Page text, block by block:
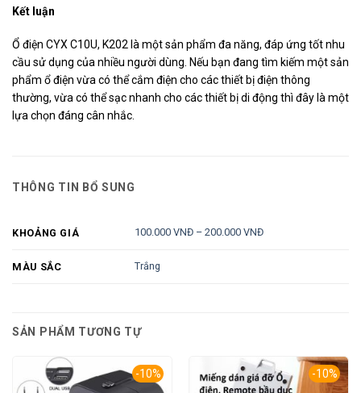
Kết luận
Ổ điện CYX C10U, K202 là một sản phẩm đa năng, đáp ứng tốt nhu
cầu sử dụng của nhiều người dùng. Nếu bạn đang tìm kiếm một sản
phẩm ổ điện vừa có thể cắm điện cho các thiết bị điện thông
thường, vừa có thể sạc nhanh cho các thiết bị di động thì đây là một
lựa chọn đáng cân nhắc.
THÔNG TIN BỔ SUNG
KHOẢNG GIÁ 100.000 VNĐ – 200.000 VNĐ
MÀU SẮC Trắng
SẢN PHẨM TƯƠNG TỰ
-10% -10%